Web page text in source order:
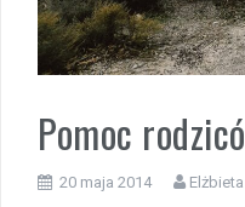
Pomoc
20 maja 2014